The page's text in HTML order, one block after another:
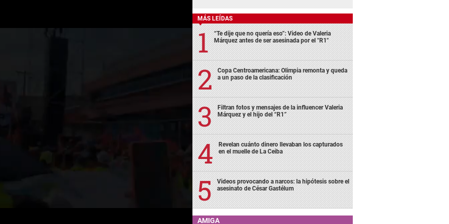
MÁS LEÍDAS
“Te dije que no quería eso”: Video de Valeria
Márquez antes de ser asesinada por el "R1"
Copa Centroamericana: Olimpia remonta y queda
a un paso de la clasificación
Filtran fotos y mensajes de la influencer Valeria
Márquez y el hijo del “R1”
Revelan cuánto dinero llevaban los capturados
en el muelle de La Ceiba
Videos provocando a narcos: la hipótesis sobre el
asesinato de César Gastélum
AMIGA